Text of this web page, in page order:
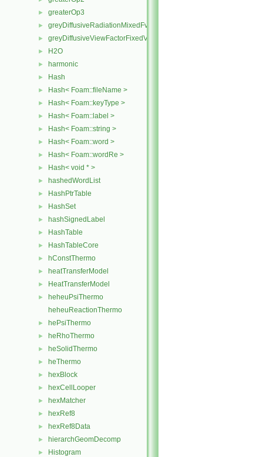
► greaterOp3
► greyDiffusiveRadiationMixedFvPatchScalarField
► greyDiffusiveViewFactorFixedValueFvPatchScalarField
► H2O
► harmonic
► Hash
► Hash< Foam::fileName >
► Hash< Foam::keyType >
► Hash< Foam::label >
► Hash< Foam::string >
► Hash< Foam::word >
► Hash< Foam::wordRe >
► Hash< void * >
► hashedWordList
► HashPtrTable
► HashSet
► hashSignedLabel
► HashTable
► HashTableCore
► hConstThermo
► heatTransferModel
► HeatTransferModel
►
heheuPsiThermo
heheuReactionThermo
► hePsiThermo
► heRhoThermo
► heSolidThermo
► heThermo
► hexBlock
► hexCellLooper
► hexMatcher
► hexRef8
► hexRef8Data
► hierarchGeomDecomp
► Histogram